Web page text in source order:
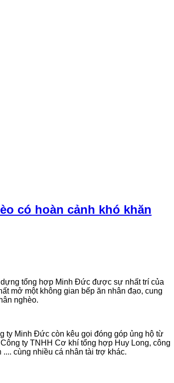
có hoàn cảnh khó khăn
tổng hợp Minh Đức được sự nhất trí của
mở một không gian bếp ăn nhân đạo, cung
nghèo.
ty Minh Đức còn kêu gọi đóng góp ủng hộ từ
ty TNHH Cơ khí tổng hợp Huy Long, công
cùng nhiều cá nhân tài trợ khác.